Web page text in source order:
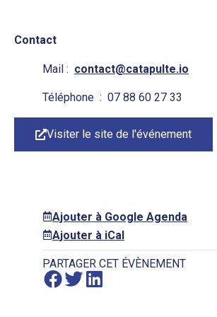
Contact
Mail : contact@catapulte.io
Téléphone : 07 88 60 27 33
Visiter le site de l'événement
Ajouter à Google Agenda
Ajouter à iCal
PARTAGER CET ÉVÈNEMENT